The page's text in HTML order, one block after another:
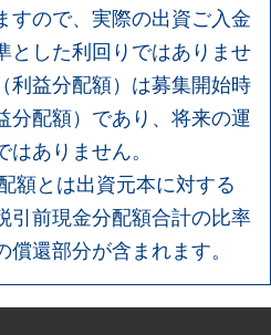
すので、実際の出資ご入金
とした利回りではありませ
利益分配額）は募集開始時
分配額）であり、将来の運
ありません。
額とは出資元本に対する
引前現金分配額合計の比率
還部分が含まれます。